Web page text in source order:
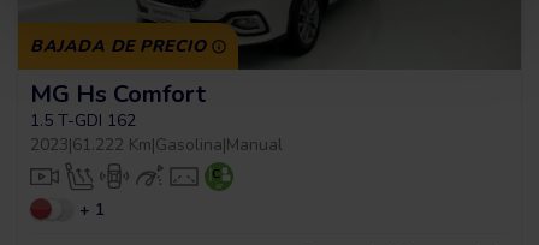
BAJADA DE PRECIO
MG Hs Comfort
1.5 T-GDI 162
2023|61.222 Km|Gasolina|Manual
+ 1